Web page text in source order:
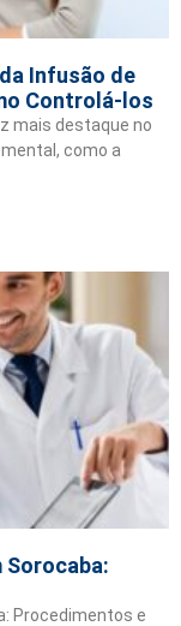
Infusão de
Controlá-los
mais destaque no
como a
Sorocaba:
Procedimentos e